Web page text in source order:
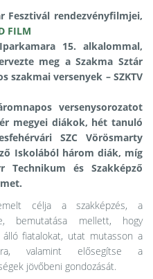
Fesztivál rendezvényfilmjei,
FILM
15. alkalommal,
meg a Szakma Sztár
szakmai versenyek – SZKTV
versenysorozatot
megyei diákok, hét tanuló
SZC Vörösmarty
Iskolából három diák, míg
Technikum és Szakképző
célja a szakképzés, a
bemutatása mellett, hogy
álló fiatalokat, utat mutasson a
valamint elősegítse a
jövőbeni gondozását.